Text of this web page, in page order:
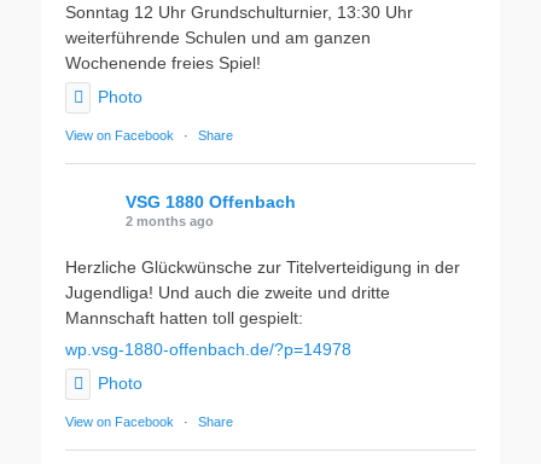
Sonntag 12 Uhr Grundschulturnier, 13:30 Uhr
weiterführende Schulen und am ganzen
Wochenende freies Spiel!
Photo
View on Facebook · Share
VSG 1880 Offenbach
2 months ago
Herzliche Glückwünsche zur Titelverteidigung in der
Jugendliga! Und auch die zweite und dritte
Mannschaft hatten toll gespielt:
wp.vsg-1880-offenbach.de/?p=14978
Photo
View on Facebook · Share